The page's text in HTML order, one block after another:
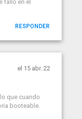
fallo en el
RESPONDER
el 15 abr. 22
que cuando
booteable.